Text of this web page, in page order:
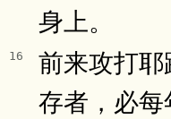
身上。
16
前来攻打
存者，必